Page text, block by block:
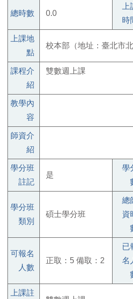
總時數 0.0
時
上課地
點
校本部（地址：臺北市
課程介
紹
雙數週上課
教學內
容
師資介
紹
學分班
註記
是
學
學分班
類別
碩士學分班
總
資
可報名
人數
正取：5 備取：2
已
名
上課註